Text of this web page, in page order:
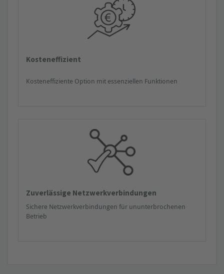
Kosteneffizient
Kosteneffiziente Option mit essenziellen Funktionen
Zuverlässige Netzwerkverbindungen
Sichere Netzwerkverbindungen für ununterbrochenen
Betrieb